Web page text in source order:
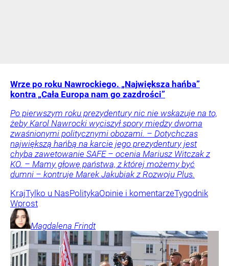
Wrze po roku Nawrockiego. „Największa hańba”
kontra „Cała Europa nam go zazdrości”
Po pierwszym roku prezydentury nic nie wskazuje na to,
żeby Karol Nawrocki wyciszył spory między dwoma
zwaśnionymi politycznymi obozami. – Dotychczas
największą hańbą na karcie jego prezydentury jest
chyba zawetowanie SAFE – ocenia Mariusz Witczak z
KO. – Mamy głowę państwa, z której możemy być
dumni – kontruje Marek Jakubiak z Rozwoju Plus.
KrajTylko u NasPolitykaOpinie i komentarzeTygodnik
Wprost
Magdalena Frindt